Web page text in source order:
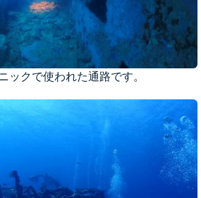
ックで使われた通路です。